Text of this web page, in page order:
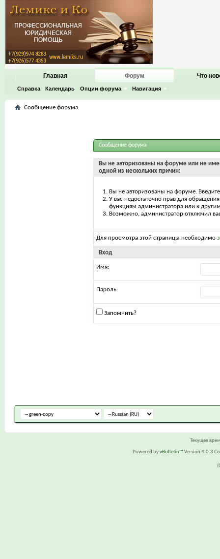
Главная Форум
Справка Календарь Опции форума Навигация
Что
Сообщение форума
Сообщение форума
Вы не авторизованы на форуме или не
одной из нескольких причин:
Вы не авторизованы на форуме.
У вас недостаточно прав для
функциям администратора или к
Возможно, администратор отключил
Для просмотра этой страницы необходимо
Вход
Имя:
Пароль:
Запомнить?
Текущее
Powered byvBulletin™ Version 4.0.3